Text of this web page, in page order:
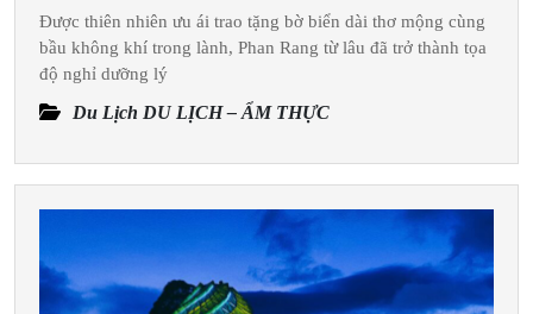
Gói
Tour
Rang
3
Ngày
2
Đêm
Được thiên nhiên ưu ái trao tặng bờ biển dài thơ mộng cùng
bầu không khí trong lành, Phan Rang từ lâu đã trở thành tọa
độ nghỉ dưỡng lý
Du Lịch DU LỊCH – ẨM THỰC